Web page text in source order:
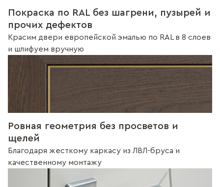
Покраска по RAL без шагрени, пузырей и
прочих дефектов
Красим двери европейской эмалью по RAL в 8 слоев
и шлифуем вручную
Ровная геометрия без просветов и
щелей
Благодаря жесткому каркасу из ЛВЛ-бруса и
качественному монтажу